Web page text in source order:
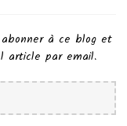
à ce blog et
article par email.